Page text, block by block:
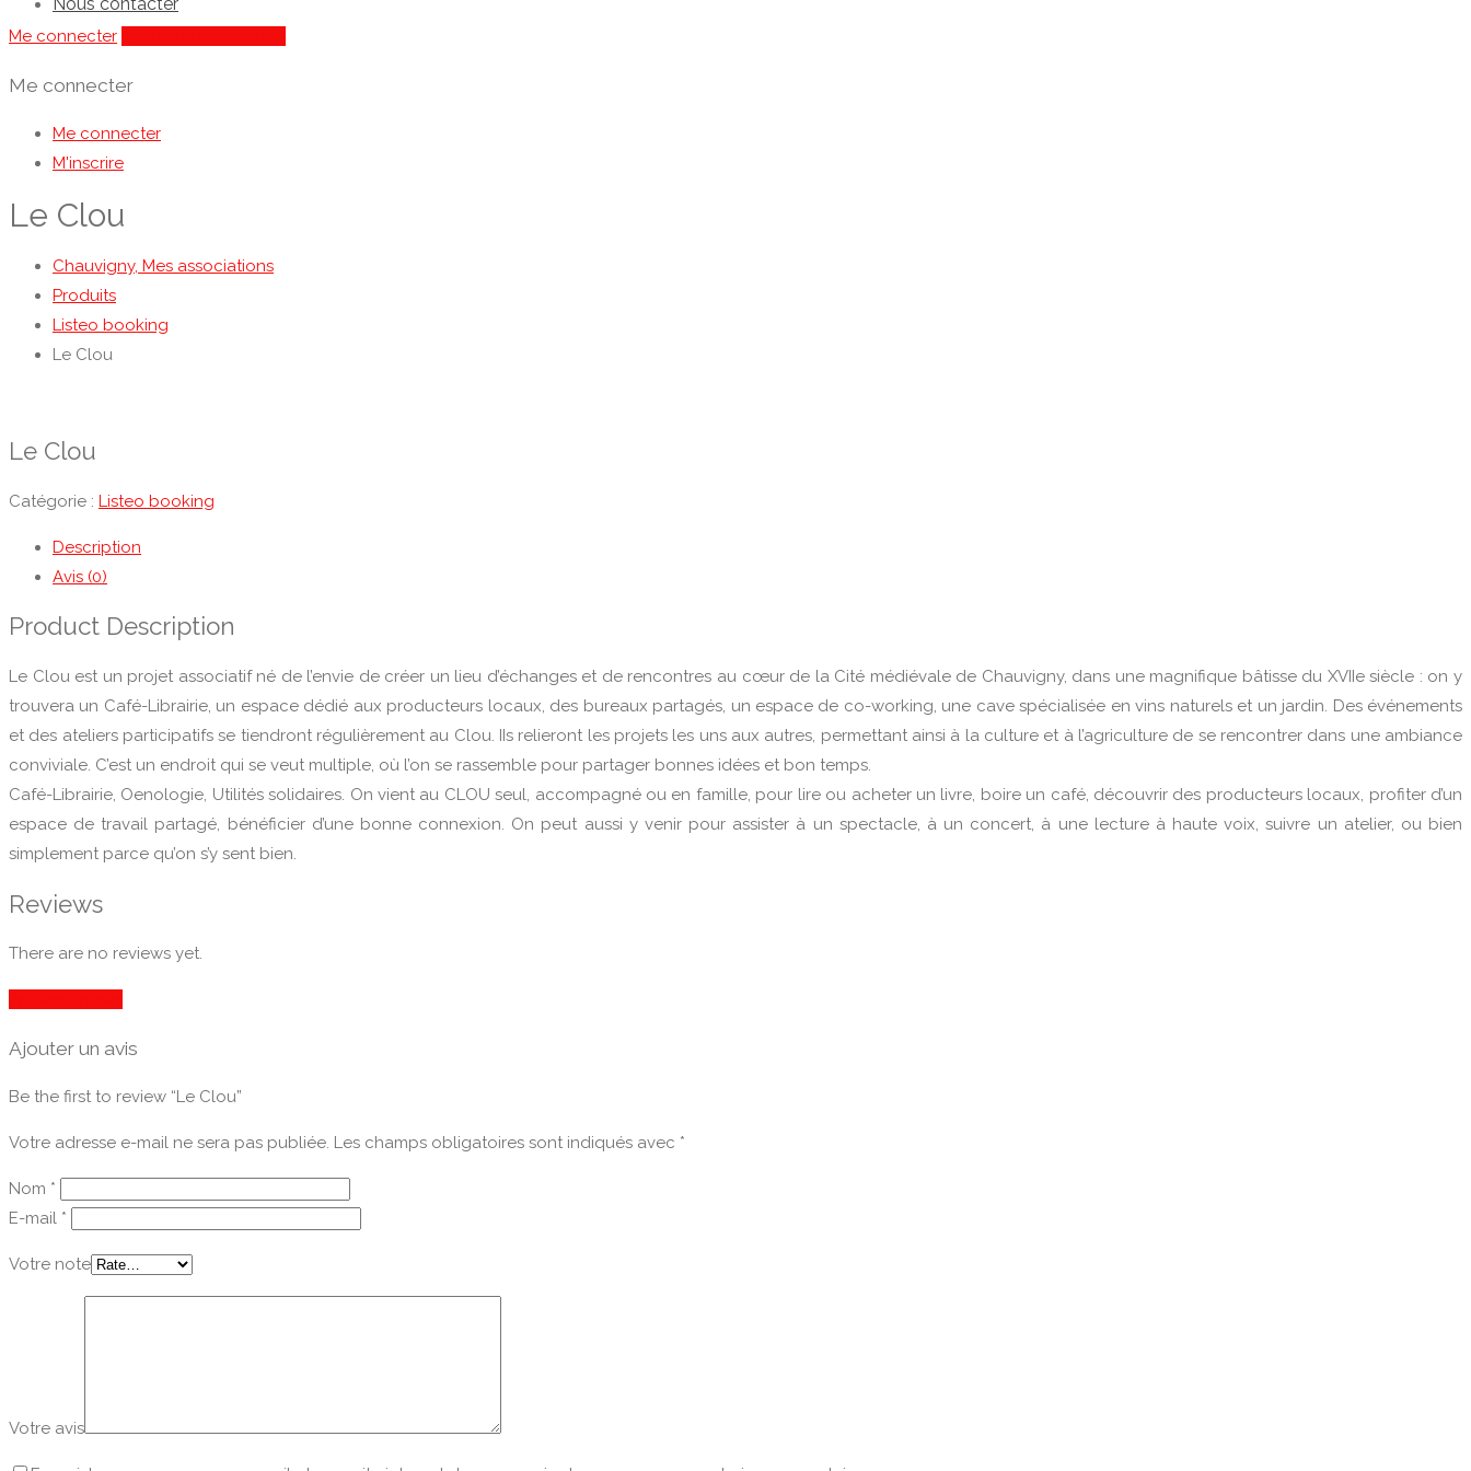
Me connecter
Me connecter
Me connecter
M'inscrire
Le Clou
Chauvigny, Mes associations
Produits
Listeo booking
Le Clou
Le Clou
Catégorie : Listeo booking
Description
Avis (0)
Product Description
Le Clou est un projet associatif né de l’envie de créer un lieu d’échanges et de rencontres au cœur de la Cité médiévale de Chauvigny, dans une magnifique bâtisse du XVIIe siècle : on y
trouvera un Café-Librairie, un espace dédié aux producteurs locaux, des bureaux partagés, un espace de co-working, une cave spécialisée en vins naturels et un jardin. Des événements
et des ateliers participatifs se tiendront régulièrement au Clou. IIs relieront les projets les uns aux autres, permettant ainsi à la culture et à l’agriculture de se rencontrer dans une ambiance
conviviale. C’est un endroit qui se veut multiple, où l’on se rassemble pour partager bonnes idées et bon temps.
Café-Librairie, Oenologie, Utilités solidaires. On vient au CLOU seul, accompagné ou en famille, pour lire ou acheter un livre, boire un café, découvrir des producteurs locaux, profiter d’un
espace de travail partagé, bénéficier d’une bonne connexion. On peut aussi y venir pour assister à un spectacle, à un concert, à une lecture à haute voix, suivre un atelier, ou bien
simplement parce qu’on s’y sent bien.
Reviews
There are no reviews yet.
Ajouter un avis
Be the first to review “Le Clou”
Votre adresse e-mail ne sera pas publiée. Les champs obligatoires sont indiqués avec *
Nom *
E-mail *
Votre note
Votre avis